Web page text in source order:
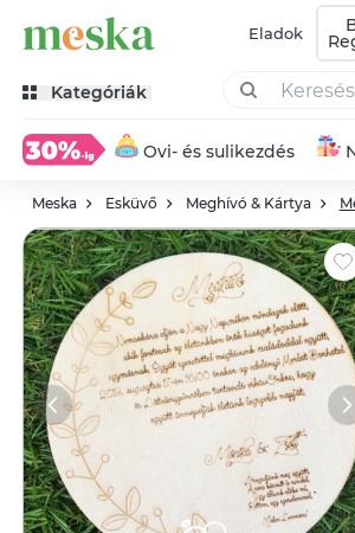
Eladok
Kategóriák
Ovi- és sulikezdés
Meska Esküvő Meghívó & Kártya